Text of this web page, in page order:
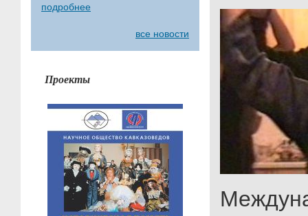
подробнее
все новости
Проекты